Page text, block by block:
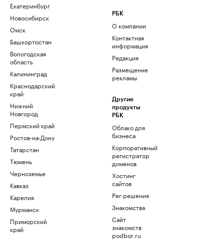
Екатеринбург
Новосибирск
Омск
Башкортостан
Вологодская
область
Калининград
Краснодарский
край
Нижний
Новгород
Пермский край
Ростов-на-Дону
Татарстан
Тюмень
Черноземье
Кавказ
Карелия
Мурманск
Приморский
край
РБК
О компании
Контактная
информация
Редакция
Размещение
рекламы
Другие
продукты
РБК
Облако для
бизнеса
Корпоративный
регистратор
доменов
Хостинг
сайтов
Рег.решения
Знакомства
Сайт
знакомств
podbor.ru